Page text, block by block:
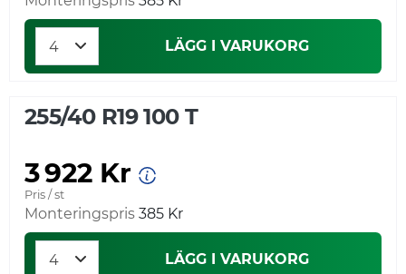
LÄGG I VARUKORG
255/40 R19 100 T
3 922 Kr
Pris / st
Monteringspris 385 Kr
LÄGG I VARUKORG